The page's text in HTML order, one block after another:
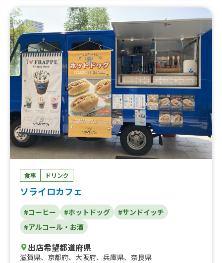
セージ、オーガニックスムージー、おにぎり 特別価格
350円（ごま昆布、ツナマヨ、高菜、鮭）、おにぎり 特
別価格 300円（銀シャリ）、生いちごカスタードパイ、
粕汁、おにぎり２つセット、生いちごクリームクレープ、
チョコバナナクレープ、お試し銀シャリ、ぜんざい、おで
ん 5種盛り、抹茶ラテ、ホットレモン、ホットコーヒ
ー、甘酒、コーンスープ、果汁100% パインジュース、果
汁100% ぶどうジュース、果汁100% オレンジジュース、
果汁100% りんごジュース、レモネード、レモネードスカ
ッシュ、ホットコーヒー、ホットレモン、ホットココア、
抹茶ミルク、いちごミルク、ミックスジュース、ティーソ
ーダ、アイスティー、ロイヤルミルクティー、アイスコー
ヒー、カフェオレ、おにぎり 500円、おにぎり 400
円、塩おにぎり 350円、ノンアルコールカクテル、果肉
たっぷりかき氷、豚汁、おにぎりと豚汁セット、おにぎ
り 450円、おにぎりセット（具と具）、冷やしわらびも
ち、かき氷、おにぎりセット（塩と具）、煮魚弁当
上海焼きそば、出汁うどん、牛すじカレー、クレープ各
種、りんご飴、果実のしずく飴、生ビール、ミルク練乳か
き氷、唐揚げ、ロングポテト、厚焼きたまごサンド、厚焼
きチーズたまごサンド、厚焼き明太たまごサンド、すき焼
きたまごサンド
食事 ドリンク
ソライロカフェ
#コーヒー #ホットドッグ
#サンドイッチ
#アルコール・お酒
出店希望都道府県
滋賀県、 京都府、 大阪府、 兵庫県、 奈良県